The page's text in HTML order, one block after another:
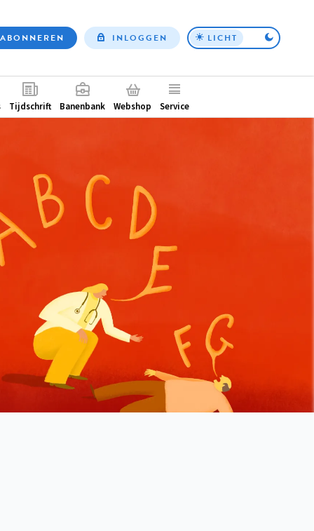
Top
ABONNEREN INLOGGEN LICHT
Tijdschrift Banenbank Webshop Service